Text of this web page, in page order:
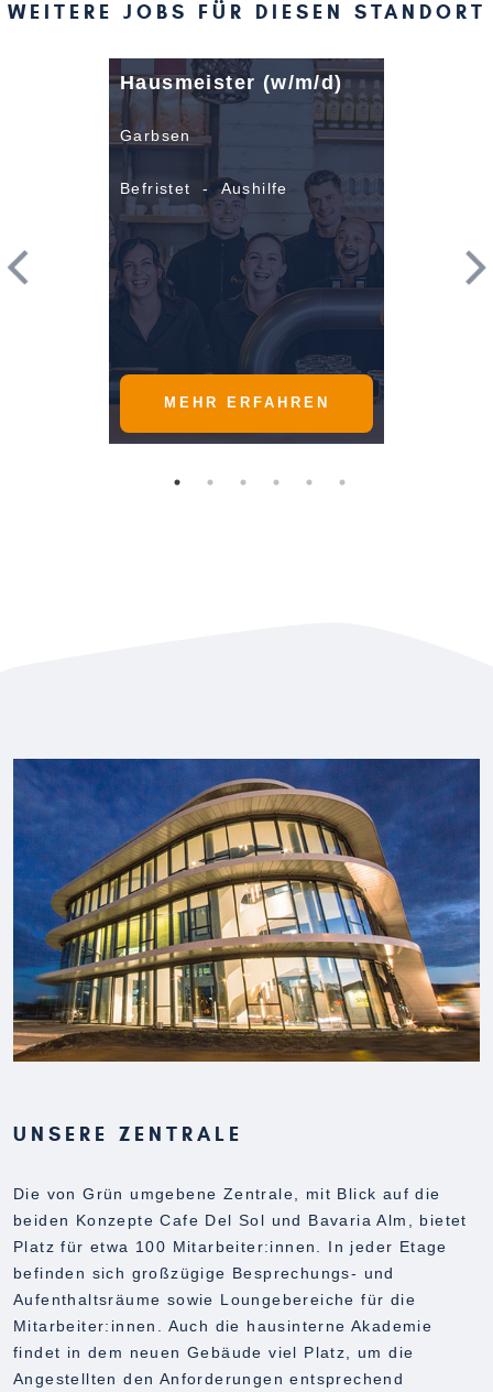
WEITERE JOBS FÜR DIESEN STANDORT
Hausmeister (w/m/d)
Garbsen
Befristet - Aushilfe
MEHR ERFAHREN
UNSERE ZENTRALE
Die von Grün umgebene Zentrale, mit Blick auf die
beiden Konzepte Cafe Del Sol und Bavaria Alm, bietet
Platz für etwa 100 Mitarbeiter:innen. In jeder Etage
befinden sich großzügige Besprechungs- und
Aufenthaltsräume sowie Loungebereiche für die
Mitarbeiter:innen. Auch die hausinterne Akademie
findet in dem neuen Gebäude viel Platz, um die
Angestellten den Anforderungen entsprechend